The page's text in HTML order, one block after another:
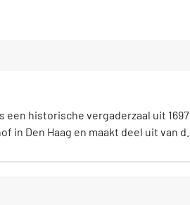
een historische vergaderzaal uit 1697
in Den Haag en maakt deel uit van de
de vaste vergaderzaal van de
worden ook gebruikt voor officiële